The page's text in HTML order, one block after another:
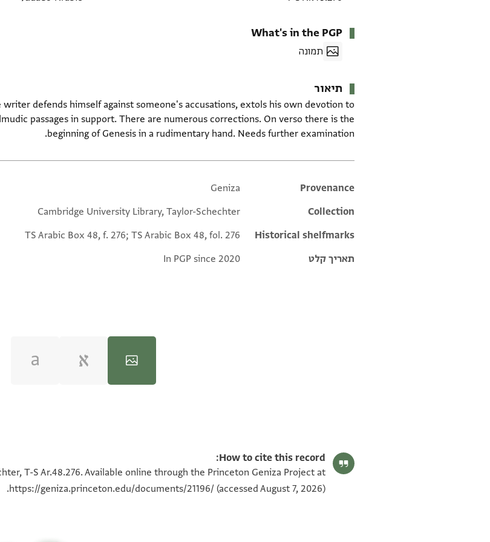
What's in the PGP
תמונה
תיאור
defends himself against someone's accusations, extols his own devotion to
passages in support. There are numerous corrections. On verso there is the
beginning of Genesis in a rudimentary hand. Needs further examination.
Additional metadata
Provenance
Geniza
Collection
Cambridge University Library, Taylor-Schechter
Historical shelfmarks
TS Arabic Box 48, f. 276; TS Arabic Box 48, fol. 276
תאריך קלט
In PGP since 2020
100%
100%
How to cite this record:
T-S Ar.48.276. Available online through the Princeton Geniza Project at
https://geniza.princeton.edu/documents/21196/ (accessed August 7, 2026).